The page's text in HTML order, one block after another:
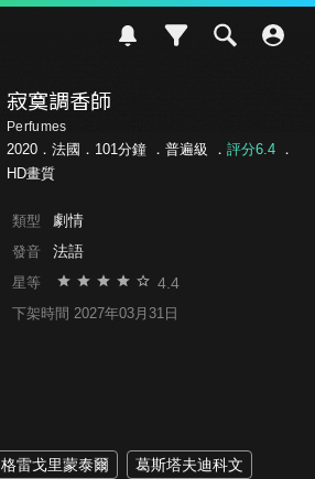
寂寞調香師
Perfumes
2020．法國．101分鐘 ． 普遍級 ． 評分6.4．
HD畫質
類型 劇情
發音 法語
星等 4.4
下架時間 2027年03月31日
格雷戈里蒙泰爾 葛斯塔夫迪科文